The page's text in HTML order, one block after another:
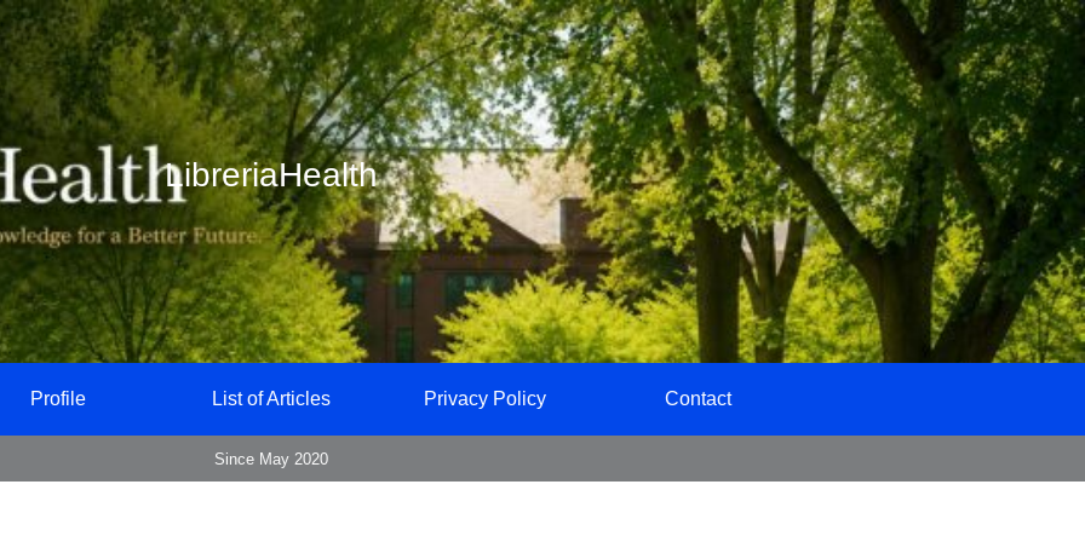
LibreriaHealth
Profile List of Articles Privacy Policy Contact
Since May 2020